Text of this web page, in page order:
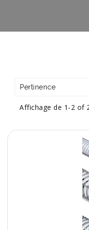
Pertinence
Affichage de 1-2 of